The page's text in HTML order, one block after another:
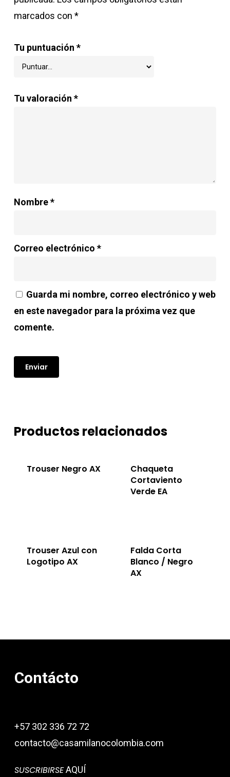
marcados con *
Tu puntuación *
Tu valoración *
Nombre*
Correo electrónico *
Guarda mi nombre, correo electrónico y web
en este navegador para la próxima vez que
comente.
Productos relacionados
Trouser Negro AX
Chaqueta
Cortaviento
Verde EA
Trouser Azul con
Logotipo AX
Falda Corta
Blanco / Negro
AX
Contácto
+57 302 336 72 72
contacto@casamilanocolombia.com
SUSCRIBIRSEAQUÍ